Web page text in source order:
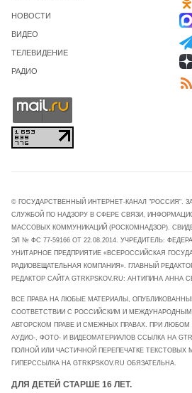
НОВОСТИ
ВИДЕО
ТЕЛЕВИДЕНИЕ
РАДИО
© ГОСУДАРСТВЕННЫЙ ИНТЕРНЕТ-КАНАЛ "РОССИЯ".
СЛУЖБОЙ ПО НАДЗОРУ В СФЕРЕ СВЯЗИ,
МАССОВЫХ КОММУНИКАЦИЙ (РОСКОМНАДЗОР).
ЭЛ № ФС 77-59166 ОТ 22.08.2014. УЧРЕДИТЕЛЬ:
УНИТАРНОЕ ПРЕДПРИЯТИЕ «ВСЕРОССИЙСКАЯ
РАДИОВЕЩАТЕЛЬНАЯ КОМПАНИЯ». ГЛАВНЫЙ
РЕДАКТОР САЙТА GTRKPSKOV.RU: АНТИПИНА АННА
ВСЕ ПРАВА НА ЛЮБЫЕ МАТЕРИАЛЫ,
СООТВЕТСТВИИ С РОССИЙСКИМ И
АВТОРСКОМ ПРАВЕ И СМЕЖНЫХ ПРАВАХ. ПРИ ЛЮБОМ
АУДИО-, ФОТО- И ВИДЕОМАТЕРИАЛОВ ССЫЛКА НА
ПОЛНОЙ ИЛИ ЧАСТИЧНОЙ ПЕРЕПЕЧАТКЕ ТЕКСТОВЫХ
ГИПЕРССЫЛКА НА GTRKPSKOV.RU ОБЯЗАТЕЛЬНА.
ДЛЯ ДЕТЕЙ СТАРШЕ 16 ЛЕТ.